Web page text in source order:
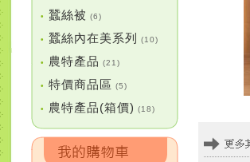
• 蠶絲被 (6)
• 蠶絲內在美系列 (10)
• 農特產品 (21)
• 特價商品區 (5)
• 農特產品(箱價) (18)